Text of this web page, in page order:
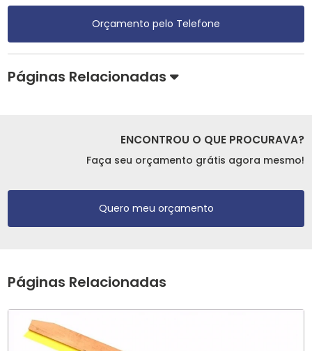
Orçamento pelo Telefone
Páginas Relacionadas
ENCONTROU O QUE PROCURAVA?
Faça seu orçamento grátis agora mesmo!
Quero meu orçamento
Páginas Relacionadas